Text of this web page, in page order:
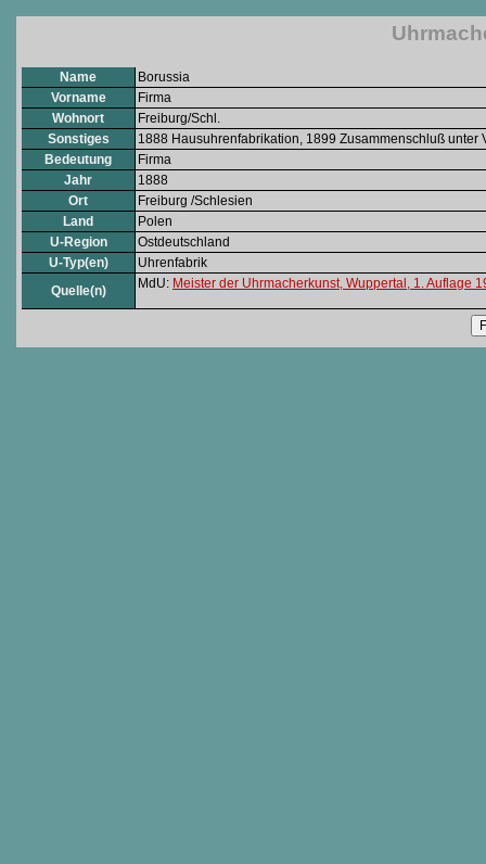
Name
Borussia
Vorname
Firma
Wohnort
Freiburg/Schl.
Sonstiges
1888 Hausuhrenfabrikation, 1899 Zusammenschluß
Bedeutung
Firma
Jahr
1888
Ort
Freiburg /Schlesien
Land
Polen
U-Region
Ostdeutschland
U-Typ(en)
Uhrenfabrik
Quelle(n)
MdU: Meister der Uhrmacherkunst, Wuppertal, 1. Auflage